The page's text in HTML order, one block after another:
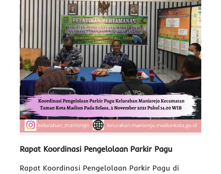
Rapat Koordinasi Pengelolaan Parkir Pagu
Rapat Koordinasi Pengelolaan Parkir Pagu di